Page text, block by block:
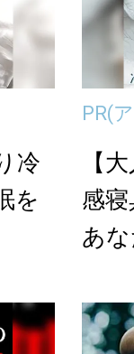
冷
を
PR(
【
感
あ